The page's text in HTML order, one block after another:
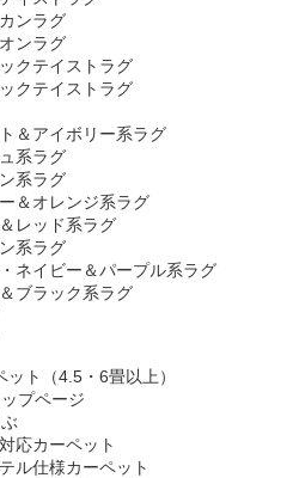
ンラグ
ンラグ
クテイストラグ
クテイストラグ
＆アイボリー系ラグ
系ラグ
系ラグ
＆オレンジ系ラグ
レッド系ラグ
系ラグ
ネイビー＆パープル系ラグ
ブラック系ラグ
ット（4.5・6畳以上）
プページ
応カーペット
ル仕様カーペット